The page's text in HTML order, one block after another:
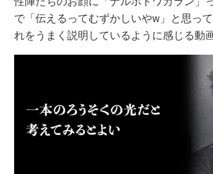
で「伝えるってむずかしいやw」と思っ
れをうまく説明しているように感じる動